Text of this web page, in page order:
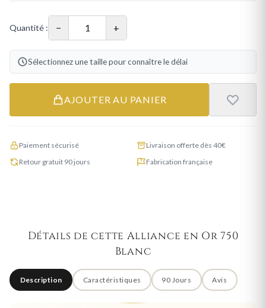
Quantité : − +
Sélectionnez une taille pour connaître le délai
AJOUTER AU PANIER
Paiement sécurisé
Livraison offerte dès 40€
Retour gratuit 90 jours
Fabrication française
Détails de cette Alliance en Or 750
Blanc
Description Caractéristiques 90 Jours Avis